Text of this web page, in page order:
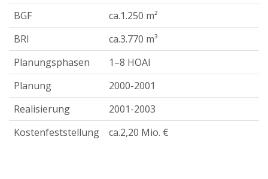
BGF
ca.1.250 m²
BRI
ca.3.770 m³
Planungsphasen
1–8 HOAI
Planung
2000-2001
Realisierung
2001-2003
Kostenfeststellung
ca.2,20 Mio. €